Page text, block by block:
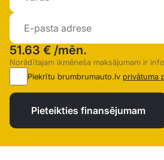
51.63 € /mēn.
Norādītajam ikmēneša maksājumam ir
Piekrītu brumbrumauto.lv privātuma
Pieteikties finansējumam